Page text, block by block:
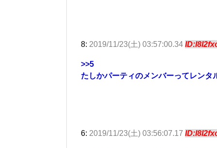
8: 2019/11/23(土) 03:57:00.34
>>5
たしかパーティのメンバーってレンタ
6: 2019/11/23(土) 03:56:07.17